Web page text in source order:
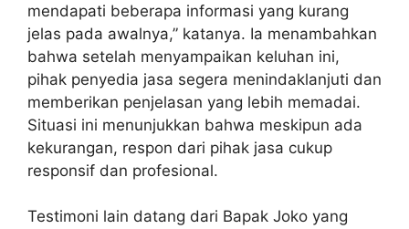
mendapati beberapa informasi yang kurang
jelas pada awalnya,” katanya. Ia menambahkan
bahwa setelah menyampaikan keluhan ini,
pihak penyedia jasa segera menindaklanjuti dan
memberikan penjelasan yang lebih memadai.
Situasi ini menunjukkan bahwa meskipun ada
kekurangan, respon dari pihak jasa cukup
responsif dan profesional.
Testimoni lain datang dari Bapak Joko yang